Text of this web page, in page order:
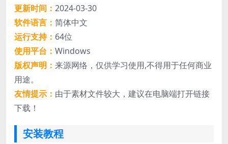
更新时间： 2024-03-30
软件语言： 简体中文
运行支持： 64位
使用平台： Windows
版权声明： 来源网络，仅供学习使用,不得用于任何商业
用途。
友情提示： 由于素材文件较大，建议在电脑端打开链接
下载！
安装教程